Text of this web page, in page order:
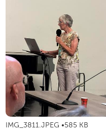
IMG_3811.JPEG 585 KB